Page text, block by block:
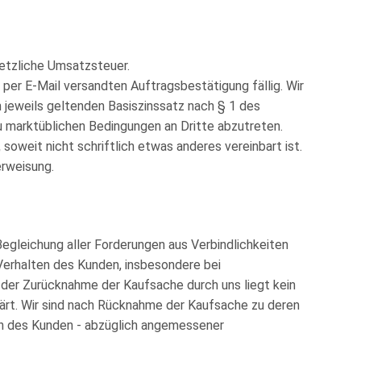
Umsatzsteuer.
per E-Mail versandten Auftragsbestätigung fällig. Wir
geltenden Basiszinssatz nach § 1 des
Bedingungen an Dritte abzutreten.
soweit nicht schriftlich etwas anderes vereinbart ist.
aller Forderungen aus Verbindlichkeiten
des Kunden, insbesondere bei
Zurücknahme der Kaufsache durch uns liegt kein
Wir sind nach Rücknahme der Kaufsache zu deren
Kunden - abzüglich angemessener